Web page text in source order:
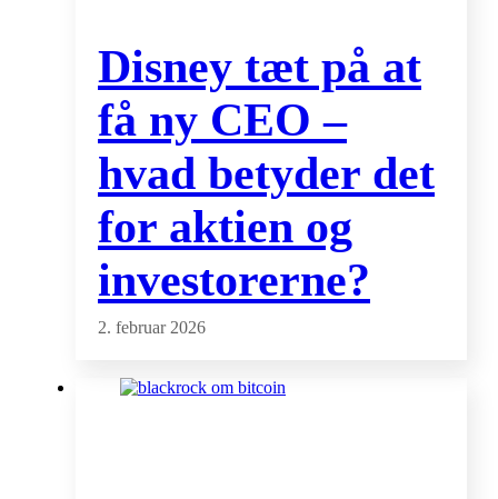
Disney tæt på at
få ny CEO –
hvad betyder det
for aktien og
investorerne?
2. februar 2026